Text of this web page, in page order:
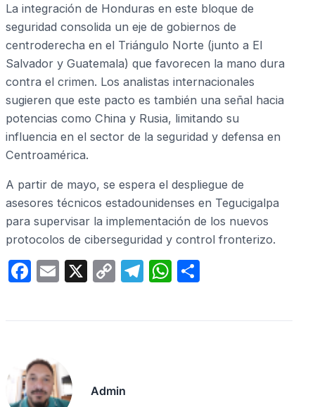
La integración de Honduras en este bloque de
seguridad consolida un eje de gobiernos de
centroderecha en el Triángulo Norte (junto a El
Salvador y Guatemala) que favorecen la mano dura
contra el crimen. Los analistas internacionales
sugieren que este pacto es también una señal hacia
potencias como China y Rusia, limitando su
influencia en el sector de la seguridad y defensa en
Centroamérica.
A partir de mayo, se espera el despliegue de
asesores técnicos estadounidenses en Tegucigalpa
para supervisar la implementación de los nuevos
protocolos de ciberseguridad y control fronterizo.
F
c
b
o
E
ail
X
C
p
n
T
e
W
at m
Admin